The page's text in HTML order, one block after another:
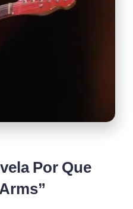
Por Que